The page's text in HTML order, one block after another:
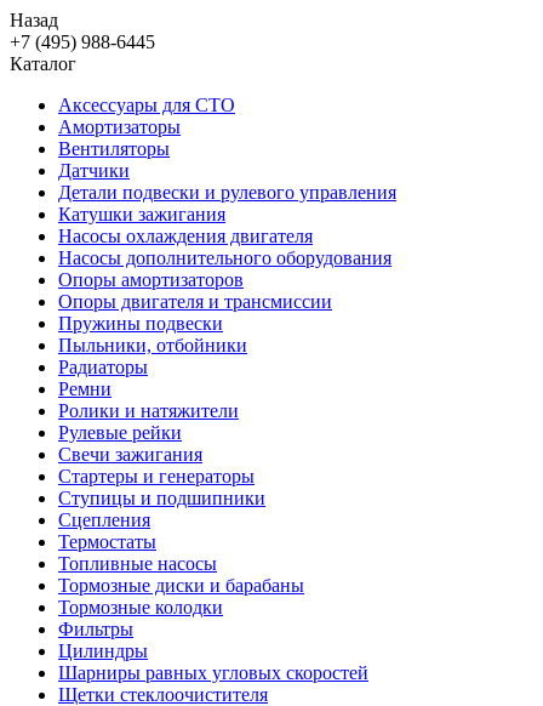
Назад
+7 (495) 988-6445
Каталог
Аксессуары для СТО
Амортизаторы
Вентиляторы
Датчики
Детали подвески и рулевого управления
Катушки зажигания
Насосы охлаждения двигателя
Насосы дополнительного оборудования
Опоры амортизаторов
Опоры двигателя и трансмиссии
Пружины подвески
Пыльники, отбойники
Радиаторы
Ремни
Ролики и натяжители
Рулевые рейки
Свечи зажигания
Стартеры и генераторы
Ступицы и подшипники
Сцепления
Термостаты
Топливные насосы
Тормозные диски и барабаны
Тормозные колодки
Фильтры
Цилиндры
Шарниры равных угловых скоростей
Щетки стеклоочистителя